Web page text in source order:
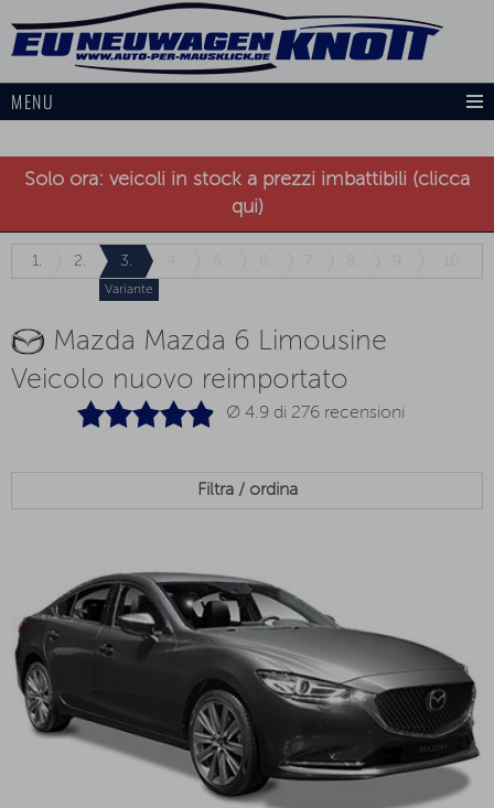
MENU
Solo ora: veicoli in stock a prezzi imbattibili (clicca
qui)
1. 2. 3.
Variante
Mazda Mazda 6 Limousine
Veicolo nuovo reimportato
Ø 4.9 di 276 recensioni
Filtra / ordina